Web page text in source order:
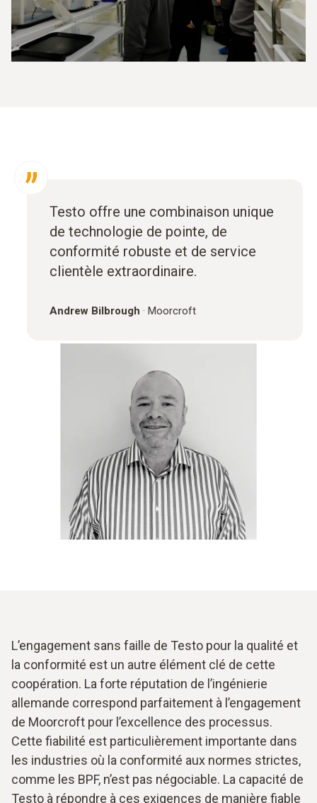
Testo offre une combinaison unique
de technologie de pointe, de
conformité robuste et de service
clientèle extraordinaire.
Andrew Bilbrough · Moorcroft
L’engagement sans faille de Testo pour la qualité et
la conformité est un autre élément clé de cette
coopération. La forte réputation de l’ingénierie
allemande correspond parfaitement à l’engagement
de Moorcroft pour l’excellence des processus.
Cette fiabilité est particulièrement importante dans
les industries où la conformité aux normes strictes,
comme les BPF, n’est pas négociable. La capacité de
Testo à répondre à ces exigences de manière fiable